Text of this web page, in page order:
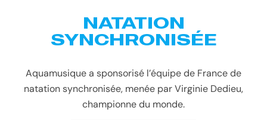
NATATION
SYNCHRONISÉE
Aquamusique a sponsorisé l’équipe de France de
natation synchronisée, menée par Virginie Dedieu,
championne du monde.